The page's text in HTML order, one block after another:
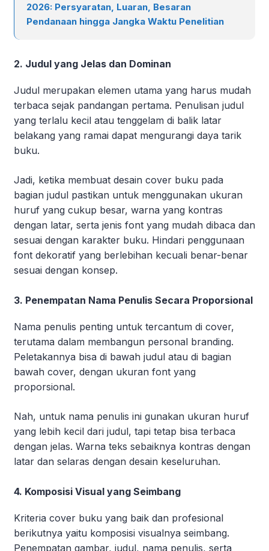
2026: Persyaratan, Luaran, Besaran
Pendanaan hingga Jangka Waktu Penelitian
2. Judul yang Jelas dan Dominan
Judul merupakan elemen utama yang harus mudah
terbaca sejak pandangan pertama. Penulisan judul
yang terlalu kecil atau tenggelam di balik latar
belakang yang ramai dapat mengurangi daya tarik
buku.
Jadi, ketika membuat desain cover buku pada
bagian judul pastikan untuk menggunakan ukuran
huruf yang cukup besar, warna yang kontras
dengan latar, serta jenis font yang mudah dibaca dan
sesuai dengan karakter buku. Hindari penggunaan
font dekoratif yang berlebihan kecuali benar-benar
sesuai dengan konsep.
3. Penempatan Nama Penulis Secara Proporsional
Nama penulis penting untuk tercantum di cover,
terutama dalam membangun personal branding.
Peletakannya bisa di bawah judul atau di bagian
bawah cover, dengan ukuran font yang
proporsional.
Nah, untuk nama penulis ini gunakan ukuran huruf
yang lebih kecil dari judul, tapi tetap bisa terbaca
dengan jelas. Warna teks sebaiknya kontras dengan
latar dan selaras dengan desain keseluruhan.
4. Komposisi Visual yang Seimbang
Kriteria cover buku yang baik dan profesional
berikutnya yaitu komposisi visualnya seimbang.
Penempatan gambar, judul, nama penulis, serta